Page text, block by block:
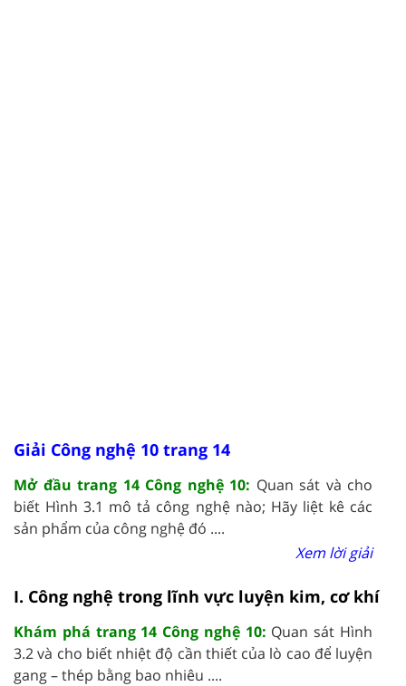
Giải Công nghệ 10 trang 14
Mở đầu trang 14 Công nghệ 10: Quan sát và cho
biết Hình 3.1 mô tả công nghệ nào; Hãy liệt kê các
sản phẩm của công nghệ đó ....
Xem lời giải
I. Công nghệ trong lĩnh vực luyện kim, cơ khí
Khám phá trang 14 Công nghệ 10: Quan sát Hình
3.2 và cho biết nhiệt độ cần thiết của lò cao để luyện
gang – thép bằng bao nhiêu ....